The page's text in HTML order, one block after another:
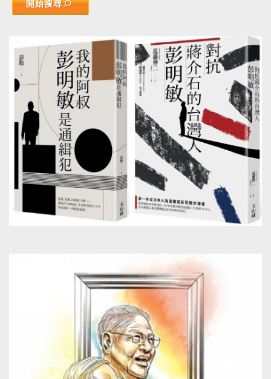
開始搜尋